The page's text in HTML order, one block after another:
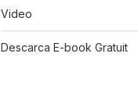
Video
Descarca E-book Gratuit